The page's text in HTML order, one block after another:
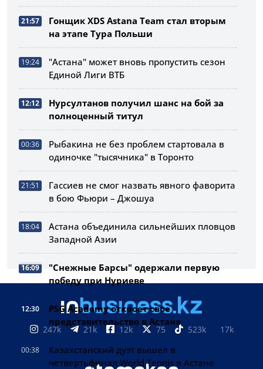
21:57
Гонщик XDS Astana Team стал вторым
на этапе Тура Польши
19:24
"Астана" может вновь пропустить сезон
Единой Лиги ВТБ
12:12
Нурсултанов получил шанс на бой за
полноценный титул
00:36
Рыбакина не без проблем стартовала в
одиночке "тысячника" в Торонто
21:51
Гассиев не смог назвать явного фаворита
в бою Фьюри – Джошуа
18:04
Астана объединила сильнейших пловцов
Западной Азии
16:09
"Снежные Барсы" одержали первую
победу при Нуриеве
12:30
PSG Academy откроет свое
представительство в Астане
00:38
Казахстанский дуэт вышел в
четвертьфинал World Tennis в Астане
247k 21k 12k 75 523k 17k